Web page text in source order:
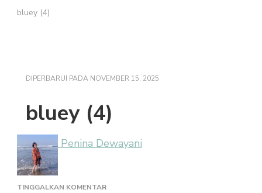
bluey (4)
DIPERBARUI PADA NOVEMBER 15, 2025
bluey (4)
Penina Dewayani
TINGGALKAN KOMENTARPADA